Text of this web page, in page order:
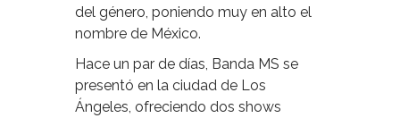
del género, poniendo muy en alto el
nombre de México.
Hace un par de días, Banda MS se
presentó en la ciudad de Los
Ángeles, ofreciendo dos shows